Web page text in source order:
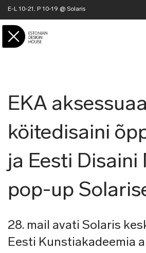
E-L 10-21, P 10-19 @ Solaris
EKA
köitedisaini
ja Eesti Disaini
pop-up
28. mail avati Solaris
Eesti Kunstiakadeemia